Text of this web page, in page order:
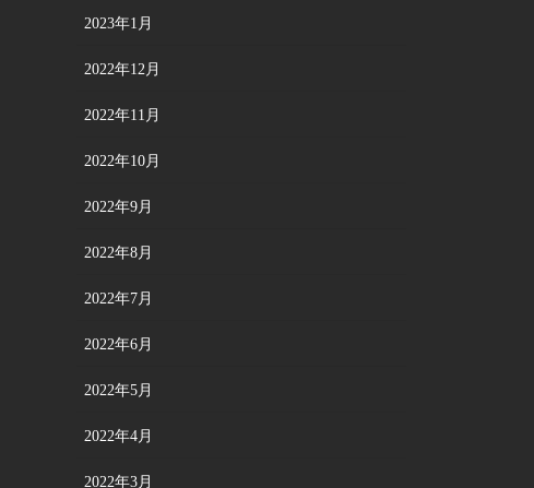
2023年1月
2022年12月
2022年11月
2022年10月
2022年9月
2022年8月
2022年7月
2022年6月
2022年5月
2022年4月
2022年3月